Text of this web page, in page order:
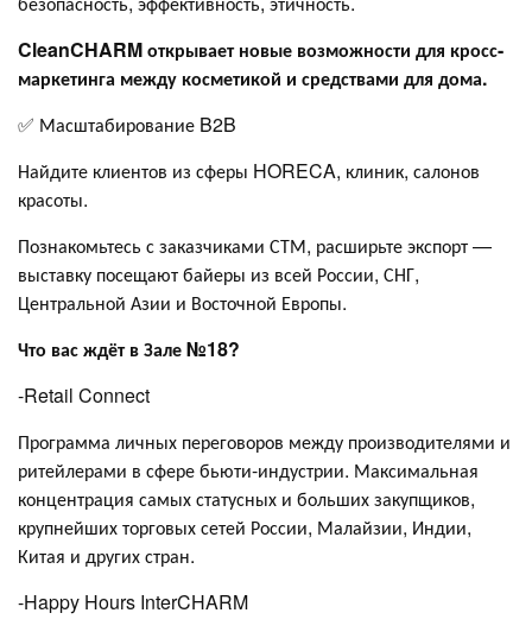
CleanCHARM открывает новые возможности для кросс-
маркетинга между косметикой и средствами для дома.
✅ Масштабирование B2B
Найдите клиентов из сферы HORECA, клиник, салонов
красоты.
Познакомьтесь с заказчиками СТМ, расширьте экспорт —
выставку посещают байеры из всей России, СНГ,
Центральной Азии и Восточной Европы.
Что вас ждёт в Зале №18?
-Retail Connect
Программа личных переговоров между производителями и
ритейлерами в сфере бьюти-индустрии. Максимальная
концентрация самых статусных и больших закупщиков,
крупнейших торговых сетей России, Малайзии, Индии,
Китая и других стран.
-Happy Hours InterCHARM